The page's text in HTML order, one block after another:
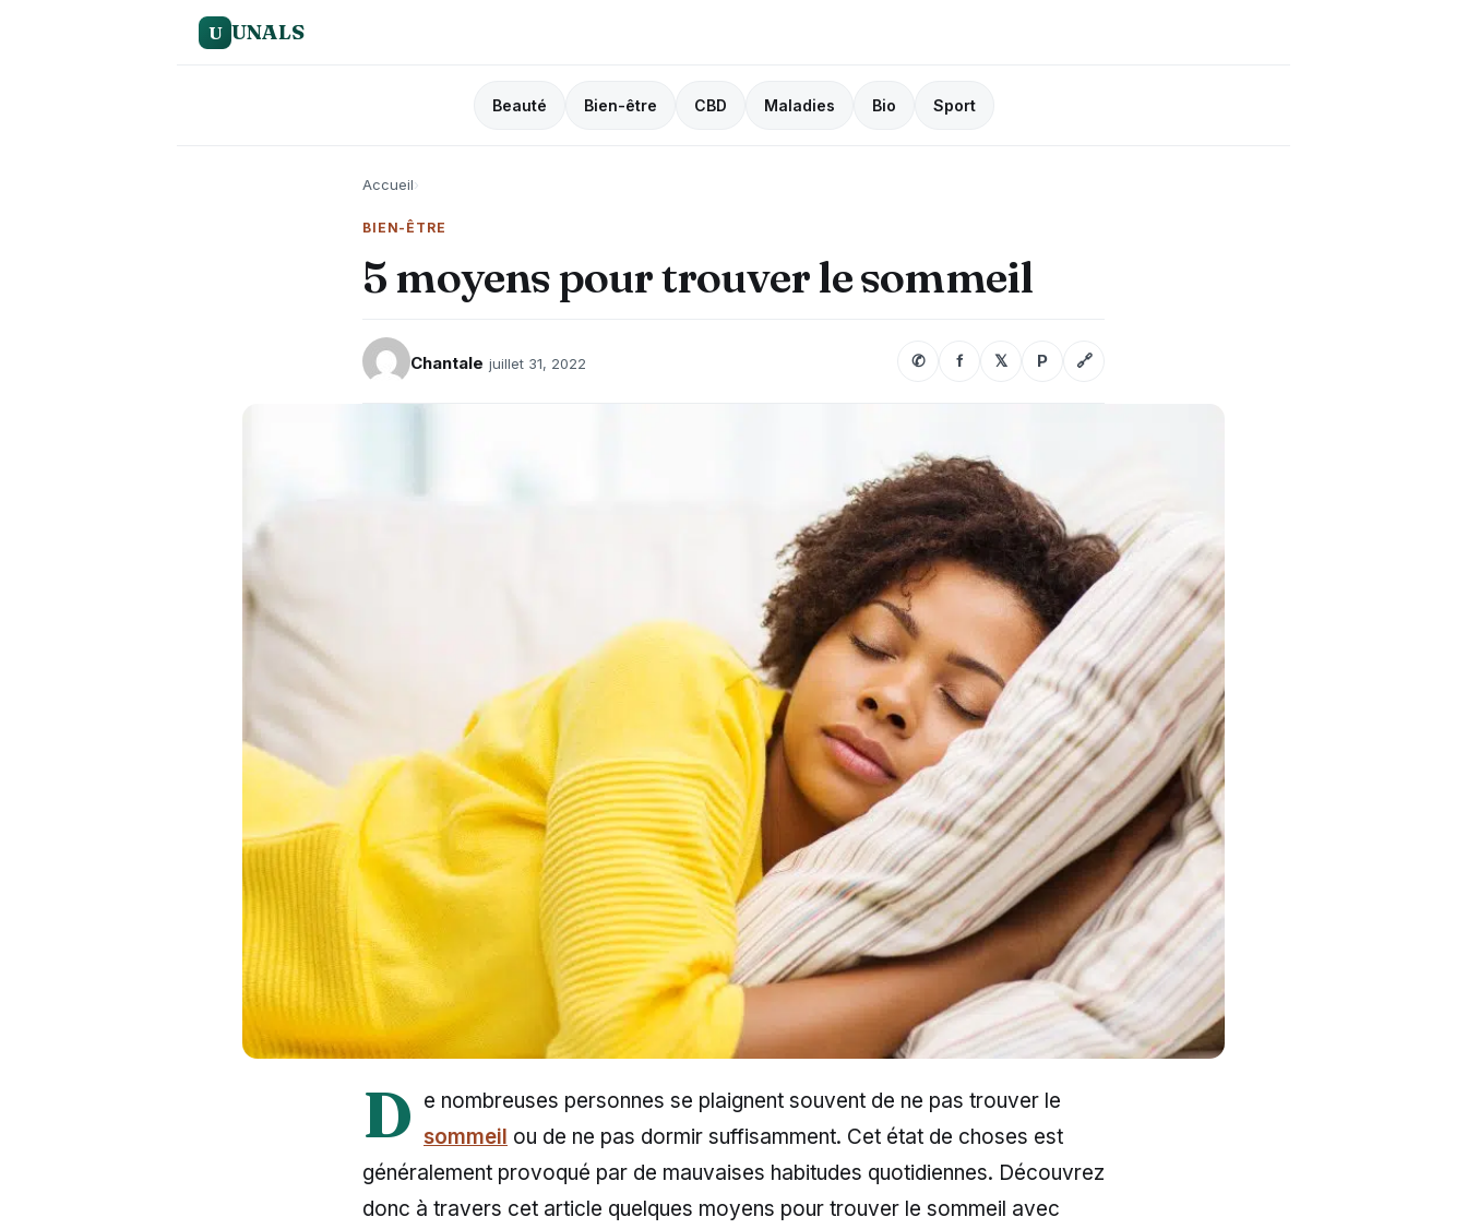
U UNALS
Beauté Bien-être CBD Maladies Bio Sport
Accueil›
BIEN-ÊTRE
5 moyens pour trouver le sommeil
Chantale juillet 31, 2022 ✆ f 𝕏 P 🔗
D e nombreuses personnes se plaignent souvent de ne pas trouver le
sommeil ou de ne pas dormir suffisamment. Cet état de choses est
généralement provoqué par de mauvaises habitudes quotidiennes. Découvrez
donc à travers cet article quelques moyens pour trouver le sommeil avec